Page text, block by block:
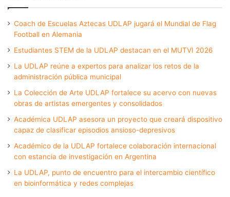
Coach de Escuelas Aztecas UDLAP jugará el Mundial de Flag
Football en Alemania
Estudiantes STEM de la UDLAP destacan en el MUTVI 2026
La UDLAP reúne a expertos para analizar los retos de la
administración pública municipal
La Colección de Arte UDLAP fortalece su acervo con nuevas
obras de artistas emergentes y consolidados
Académica UDLAP asesora un proyecto que creará dispositivo
capaz de clasificar episodios ansioso-depresivos
Académico de la UDLAP fortalece colaboración internacional
con estancia de investigación en Argentina
La UDLAP, punto de encuentro para el intercambio científico
en bioinformática y redes complejas